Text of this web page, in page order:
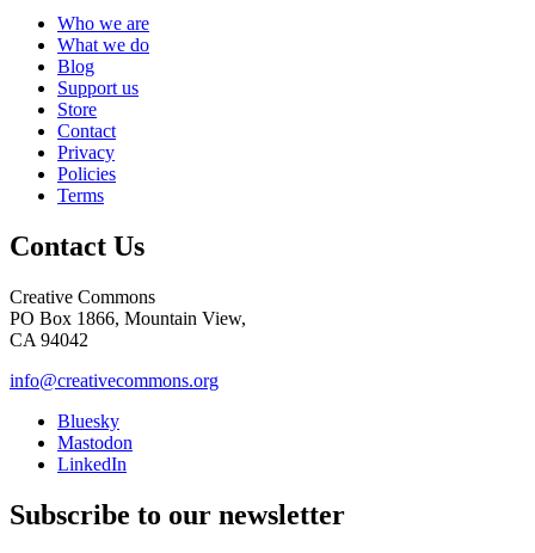
Who we are
What we do
Blog
Support us
Store
Contact
Privacy
Policies
Terms
Contact Us
Creative Commons
PO Box 1866, Mountain View,
CA 94042
info@creativecommons.org
Bluesky
Mastodon
LinkedIn
Subscribe to our newsletter